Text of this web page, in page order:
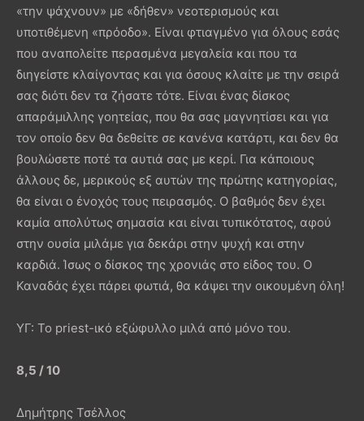
«την ψάχνουν» με «δήθεν» νεοτερισμούς και
υποτιθέμενη «πρόοδο». Είναι φτιαγμένο για όλους εσάς
που αναπολείτε περασμένα μεγαλεία και που τα
διηγείστε κλαίγοντας και για όσους κλαίτε με την σειρά
σας διότι δεν τα ζήσατε τότε. Είναι ένας δίσκος
απαράμιλλης γοητείας, που θα σας μαγνητίσει και για
τον οποίο δεν θα δεθείτε σε κανένα κατάρτι, και δεν θα
βουλώσετε ποτέ τα αυτιά σας με κερί. Για κάποιους
άλλους δε, μερικούς εξ αυτών της πρώτης κατηγορίας,
θα είναι ο ένοχός τους πειρασμός. Ο βαθμός δεν έχει
καμία απολύτως σημασία και είναι τυπικότατος, αφού
στην ουσία μιλάμε για δεκάρι στην ψυχή και στην
καρδιά. Ίσως ο δίσκος της χρονιάς στο είδος του. Ο
Καναδάς έχει πάρει φωτιά, θα κάψει την οικουμένη όλη!
ΥΓ: Το priest-ικό εξώφυλλο μιλά από μόνο του.
8,5 / 10
Δημήτρης Τσέλλος